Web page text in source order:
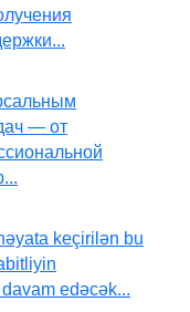
— от
keçirilən bu
edəcək...